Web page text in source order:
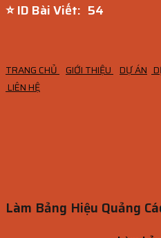
⭐ ID Bài Viết: 53
TRANG CHỦ GIỚI THIỆU DỰ ÁN
LIÊN HỆ
Làm Bảng Hiệu Quảng